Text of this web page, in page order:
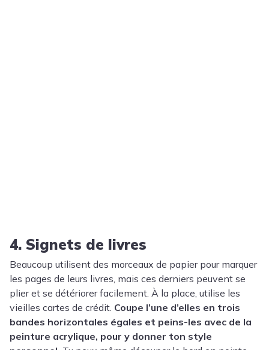
4. Signets de livres
Beaucoup utilisent des morceaux de papier pour marquer
les pages de leurs livres, mais ces derniers peuvent se
plier et se détériorer facilement. À la place, utilise les
vieilles cartes de crédit. Coupe l’une d’elles en trois
bandes horizontales égales et peins-les avec de la
peinture acrylique, pour y donner ton style